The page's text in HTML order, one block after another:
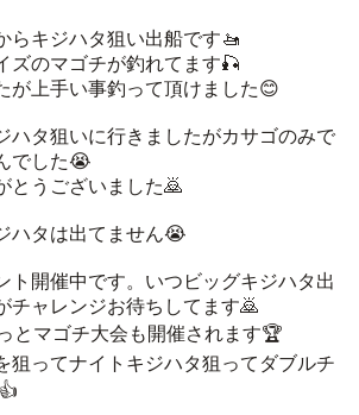
らキジハタ狙い出船です🚤
ズのマゴチが釣れてます🎣
が上手い事釣って頂けました😊
ハタ狙いに行きましたがカサゴのみで
でした😭
とうございました🙇
ハタは出てません😭
ト開催中です。いつビッグキジハタ出
チャレンジお待ちしてます🙇
とマゴチ大会も開催されます🏆
狙ってナイトキジハタ狙ってダブルチ